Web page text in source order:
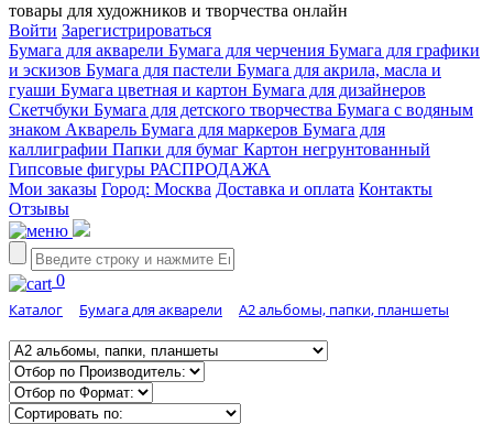
товары для художников и творчества онлайн
Войти Зарегистрироваться
Бумага для акварели Бумага для черчения Бумага для графики
и эскизов Бумага для пастели Бумага для акрила, масла и
гуаши Бумага цветная и картон Бумага для дизайнеров
Скетчбуки Бумага для детского творчества Бумага с водяным
знаком Акварель Бумага для маркеров Бумага для
каллиграфии Папки для бумаг Картон негрунтованный
Гипсовые фигуры РАСПРОДАЖА
Мои заказы Город: Москва Доставка и оплата Контакты
Отзывы
0
Каталог Бумага для акварели А2 альбомы, папки, планшеты